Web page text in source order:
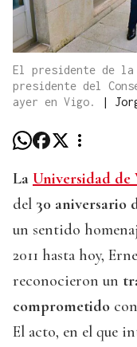
El presidente de la
presidente del
ayer en Vigo.
|
La Universidad de
del 30 aniversario
un sentido
2011 hasta hoy,
reconocieron un
comprometido
El acto, en el que